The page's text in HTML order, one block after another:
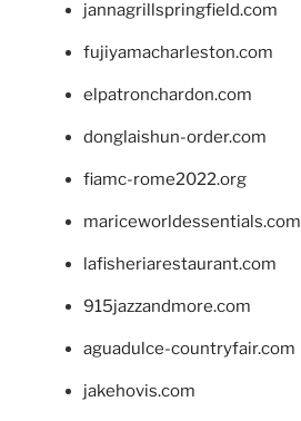
jannagrillspringfield.com
fujiyamacharleston.com
elpatronchardon.com
donglaishun-order.com
fiamc-rome2022.org
mariceworldessentials.com
lafisheriarestaurant.com
915jazzandmore.com
aguadulce-countryfair.com
jakehovis.com